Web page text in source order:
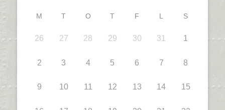
M T O T F L S
26 27 28 29 30 31 1
2 3 4 5 6 7 8
9 10 11 12 13 14 15